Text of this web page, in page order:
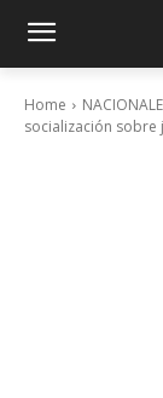
Home
socialización sobre